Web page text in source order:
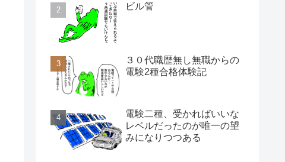
ビル管
３０代職歴無し無職からの
電験2種合格体験記
電験二種、受かればいいな
レベルだったのが唯一の望
みになりつつある